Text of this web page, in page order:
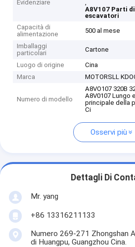
Evidenziare
,
A8V107 Parti
escavatori
Capacità di
alimentazione
500 al mese
Imballaggi
particolari
Cartone
Luogo di origine
Cina
Marca
MOTORSLL
Numero di modello
A8VO107 320B
A8V0107 Lungo
principale della
Ci
Osservi più
Dettagli Di
Mr. yang
+86 13316211133
Numero 269-271 Zhongshan
di Huangpu, Guangzhou Cina.